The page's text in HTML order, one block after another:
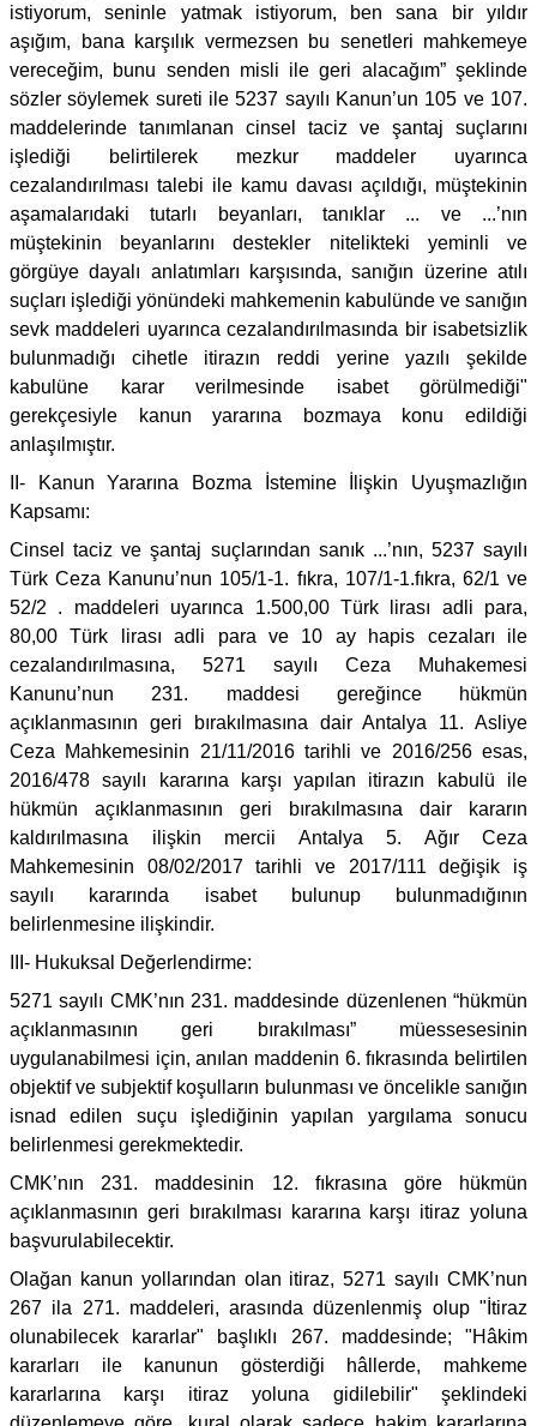
istiyorum, seninle yatmak istiyorum, ben sana bir yıldır
aşığım, bana karşılık vermezsen bu senetleri mahkemeye
vereceğim, bunu senden misli ile geri alacağım” şeklinde
sözler söylemek sureti ile 5237 sayılı Kanun’un 105 ve 107.
maddelerinde tanımlanan cinsel taciz ve şantaj suçlarını
işlediği belirtilerek mezkur maddeler uyarınca
cezalandırılması talebi ile kamu davası açıldığı, müştekinin
aşamalarıdaki tutarlı beyanları, tanıklar ... ve ...’nın
müştekinin beyanlarını destekler nitelikteki yeminli ve
görgüye dayalı anlatımları karşısında, sanığın üzerine atılı
suçları işlediği yönündeki mahkemenin kabulünde ve sanığın
sevk maddeleri uyarınca cezalandırılmasında bir isabetsizlik
bulunmadığı cihetle itirazın reddi yerine yazılı şekilde
kabulüne karar verilmesinde isabet görülmediği"
gerekçesiyle kanun yararına bozmaya konu edildiği
anlaşılmıştır.
II- Kanun Yararına Bozma İstemine İlişkin Uyuşmazlığın
Kapsamı:
Cinsel taciz ve şantaj suçlarından sanık ...’nın, 5237 sayılı
Türk Ceza Kanunu’nun 105/1-1. fıkra, 107/1-1.fıkra, 62/1 ve
52/2 . maddeleri uyarınca 1.500,00 Türk lirası adli para,
80,00 Türk lirası adli para ve 10 ay hapis cezaları ile
cezalandırılmasına, 5271 sayılı Ceza Muhakemesi
Kanunu’nun 231. maddesi gereğince hükmün
açıklanmasının geri bırakılmasına dair Antalya 11. Asliye
Ceza Mahkemesinin 21/11/2016 tarihli ve 2016/256 esas,
2016/478 sayılı kararına karşı yapılan itirazın kabulü ile
hükmün açıklanmasının geri bırakılmasına dair kararın
kaldırılmasına ilişkin mercii Antalya 5. Ağır Ceza
Mahkemesinin 08/02/2017 tarihli ve 2017/111 değişik iş
sayılı kararında isabet bulunup bulunmadığının
belirlenmesine ilişkindir.
III- Hukuksal Değerlendirme:
5271 sayılı CMK’nın 231. maddesinde düzenlenen “hükmün
açıklanmasının geri bırakılması” müessesesinin
uygulanabilmesi için, anılan maddenin 6. fıkrasında belirtilen
objektif ve subjektif koşulların bulunması ve öncelikle sanığın
isnad edilen suçu işlediğinin yapılan yargılama sonucu
belirlenmesi gerekmektedir.
CMK’nın 231. maddesinin 12. fıkrasına göre hükmün
açıklanmasının geri bırakılması kararına karşı itiraz yoluna
başvurulabilecektir.
Olağan kanun yollarından olan itiraz, 5271 sayılı CMK’nun
267 ila 271. maddeleri, arasında düzenlenmiş olup "İtiraz
olunabilecek kararlar" başlıklı 267. maddesinde; "Hâkim
kararları ile kanunun gösterdiği hâllerde, mahkeme
kararlarına karşı itiraz yoluna gidilebilir" şeklindeki